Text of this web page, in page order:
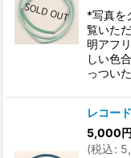
*写真を
覧いた
明アフ
しい色
っつい
レコー
5,000円
(税込: